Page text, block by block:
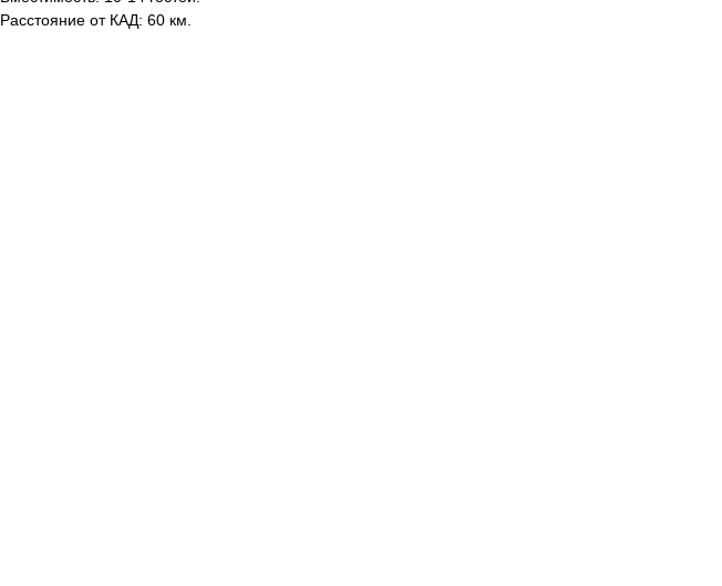
Расстояние от КАД: 60 км.